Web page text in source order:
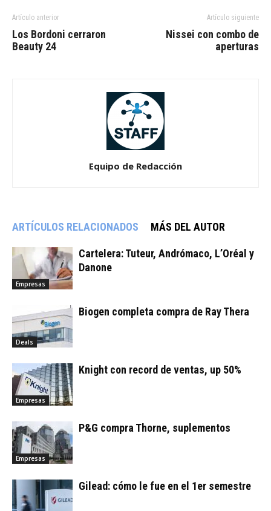
Artículo anterior
Los Bordoni cerraron
Beauty 24
Artículo siguiente
Nissei con combo de
aperturas
Equipo de Redacción
ARTÍCULOS RELACIONADOS MÁS DEL AUTOR
Empresas
Cartelera: Tuteur, Andrómaco, L’Oréal y
Danone
Deals
Biogen completa compra de Ray Thera
Empresas
Knight con record de ventas, up 50%
Empresas
P&G compra Thorne, suplementos
Gilead: cómo le fue en el 1er semestre